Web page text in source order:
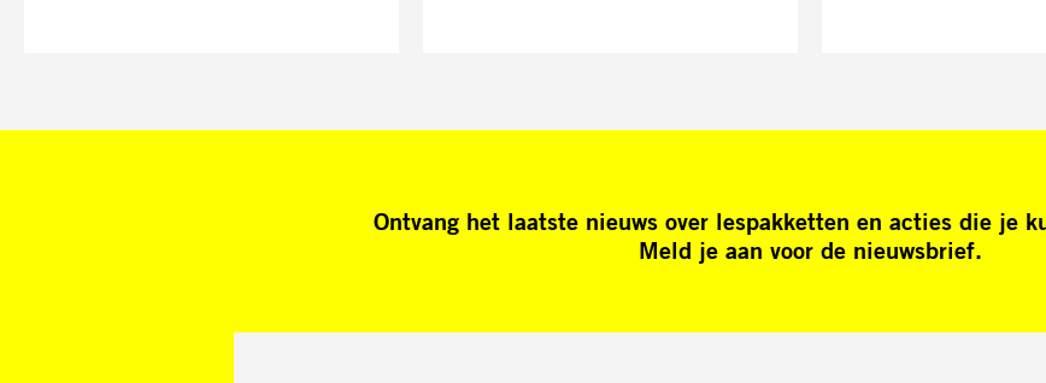
Ontvang het laatste nieuws over lespakketten en acties die je
Meld je aan voor de nieuwsbrief.